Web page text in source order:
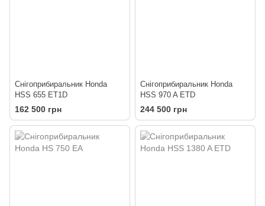
Снігоприбиральник Honda
HSS 655 ET1D
162 500 грн
Снігоприбиральник Honda
HSS 970 A ETD
244 500 грн